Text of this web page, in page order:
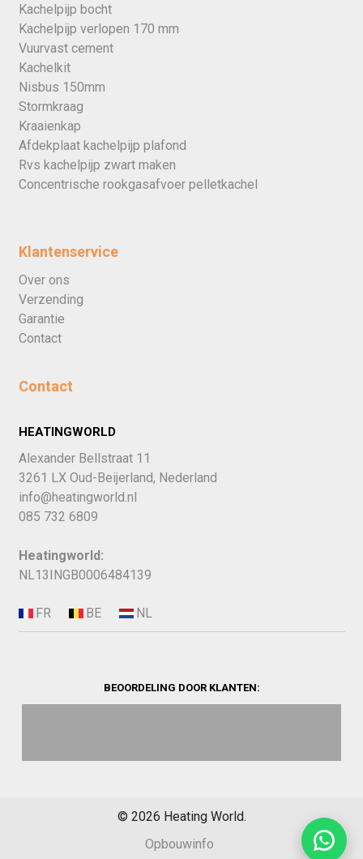
Kachelpijp bocht
Kachelpijp verlopen 170 mm
Vuurvast cement
Kachelkit
Nisbus 150mm
Stormkraag
Kraaienkap
Afdekplaat kachelpijp plafond
Rvs kachelpijp zwart maken
Concentrische rookgasafvoer pelletkachel
Klantenservice
Over ons
Verzending
Garantie
Contact
Contact
HEATINGWORLD
Alexander Bellstraat 11
3261 LX Oud-Beijerland, Nederland
info@heatingworld.nl
085 732 6809
Heatingworld:
NL13INGB0006484139
BEOORDELING DOOR KLANTEN:
© 2026 Heating World.
Opbouwinfo